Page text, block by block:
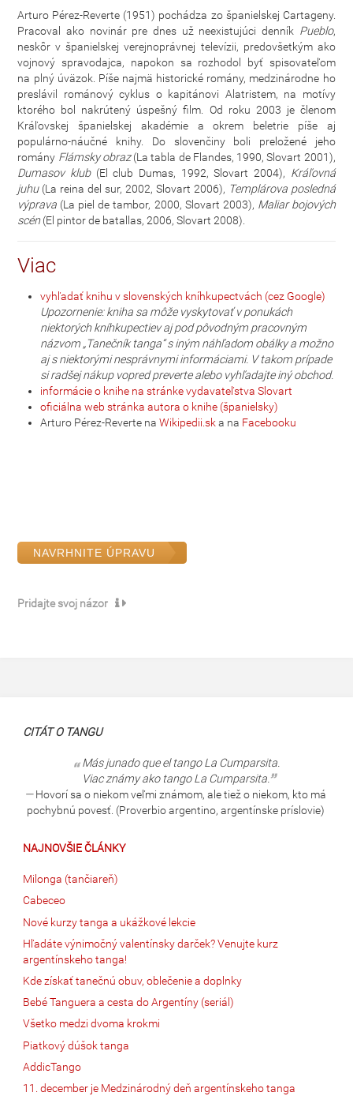
Arturo Pérez-Reverte (1951) pochádza zo španielskej Cartageny.
Pracoval ako novinár pre dnes už neexistujúci denník Pueblo,
neskôr v španielskej verejnoprávnej televízii, predovšetkým ako
vojnový spravodajca, napokon sa rozhodol byť spisovateľom
na plný úväzok. Píše najmä historické romány, medzinárodne ho
preslávil románový cyklus o kapitánovi Alatristem, na motívy
ktorého bol nakrútený úspešný film. Od roku 2003 je členom
Kráľovskej španielskej akadémie a okrem beletrie píše aj
populárno-náučné knihy. Do slovenčiny boli preložené jeho
romány Flámsky obraz(La tabla de Flandes, 1990, Slovart 2001),
Dumasov klub(El club Dumas, 1992, Slovart 2004), Kráľovná
juhu(La reina del sur, 2002, Slovart 2006), Templárova posledná
výprava (La piel de tambor, 2000, Slovart 2003), Maliar bojových
scén(El pintor de batallas, 2006, Slovart 2008).
Viac
vyhľadať knihu v slovenských kníhkupectvách (cez Google)
Upozornenie: kniha sa môže vyskytovať v ponukách
niektorých kníhkupectiev aj pod pôvodným pracovným
názvom „Tanečník tanga“ s iným náhľadom obálky a možno
aj s niektorými nesprávnymi informáciami. V takom prípade
si radšej nákup vopred preverte alebo vyhľadajte iný obchod.
informácie o knihe na stránke vydavateľstva Slovart
oficiálna web stránka autora o knihe (španielsky)
Arturo Pérez-Reverte naWikipedii.ska na Facebooku
NAVRHNITE ÚPRAVU
Pridajte svoj názor
CITÁT O TANGU
Más junado que el tango La Cumparsita.
Viac známy ako tango La Cumparsita.
—Hovorí sa o niekom veľmi známom, ale tiež o niekom, kto má
pochybnú povesť. (Proverbio argentino, argentínske príslovie)
NAJNOVŠIE ČLÁNKY
Milonga (tančiareň)
Cabeceo
Nové kurzy tanga a ukážkové lekcie
Hľadáte výnimočný valentínsky darček? Venujte kurz
argentínskeho tanga!
Kde získať tanečnú obuv, oblečenie a doplnky
Bebé Tanguera a cesta do Argentíny (seriál)
Všetko medzi dvoma krokmi
Piatkový dúšok tanga
AddicTango
11. december je Medzinárodný deň argentínskeho tanga